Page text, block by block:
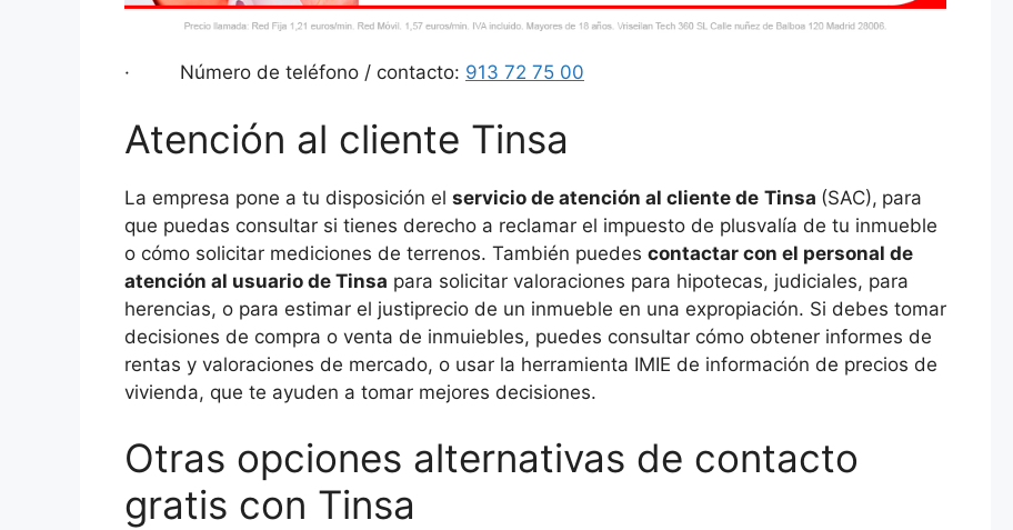
· Número de teléfono / contacto: 913 72 75 00
Atención al cliente Tinsa
La empresa pone a tu disposición el servicio de atención al cliente de Tinsa (SAC), para
que puedas consultar si tienes derecho a reclamar el impuesto de plusvalía de tu inmueble
o cómo solicitar mediciones de terrenos. También puedes contactar con el personal de
atención al usuario de Tinsa para solicitar valoraciones para hipotecas, judiciales, para
herencias, o para estimar el justiprecio de un inmueble en una expropiación. Si debes tomar
decisiones de compra o venta de inmuiebles, puedes consultar cómo obtener informes de
rentas y valoraciones de mercado, o usar la herramienta IMIE de información de precios de
vivienda, que te ayuden a tomar mejores decisiones.
Otras opciones alternativas de contacto
gratis con Tinsa